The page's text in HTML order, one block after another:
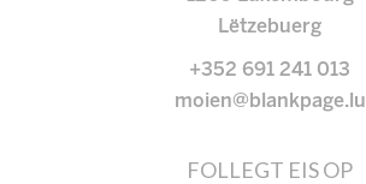
Lëtzebuerg
+352 691 241 013
moien@blankpage.lu
FOLLEGT EIS OP